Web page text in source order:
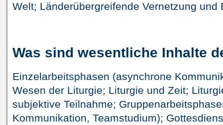
Welt; Länderübergreifende Vernetzung
Was sind wesentliche Inhalte
Einzelarbeitsphasen (asynchrone
Wesen der Liturgie; Liturgie und Zeit;
subjektive Teilnahme;
Kommunikation, Teamstudium);